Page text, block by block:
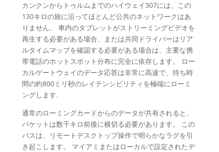
カンクンからトゥルムまでのハイウェイ307には、この
130キロの旅に沿ってほとんど公共のネットワークはあ
りません。 車内のタブレットがストリーミングビデオを
再生する必要がある場合、または共同ドライバーはリア
ルタイムマップを確認する必要がある場合は、主要な携
帯電話のホットスポット分布に完全に依存します。 ロー
カルゲートウェイのデータ応答は非常に高速で、待ち時
間の約800ミリ秒のレイテンシビリティを極端にローミ
ングします.
通常のローミングカードからのデータが共有されると、
パケットは数千キロ前後に横切る必要があります。 この
パスは、リモートデスクトップ操作で明らかなラグを引
き起こします。 マイアミまたはローカルで設定されたデ